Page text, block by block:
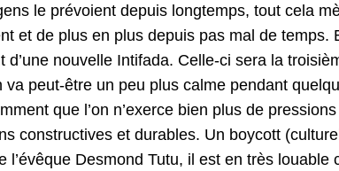
le prévoient depuis longtemps, tout cela
et de plus en plus depuis pas mal de
d’une nouvelle Intifada. Celle-ci sera la
va peut-être un peu plus calme pendant
que l’on n’exerce bien plus de
constructives et durables. Un boycott
l’évêque Desmond Tutu, il est en très louable